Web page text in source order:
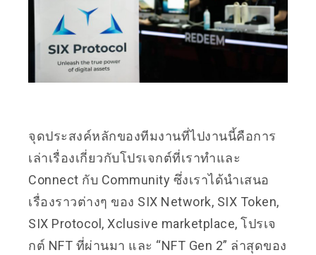
จุดประสงค์หลักของทีมงานที่ไปงานนี้คือการ
เล่าเรื่องเกี่ยวกับโปรเจกต์ที่เราทำและ
Connect กับ Community ซึ่งเราได้นำเสนอ
เรื่องราวต่างๆ ของ SIX Network, SIX Token,
SIX Protocol, Xclusive marketplace, โปรเจ
กต์ NFT ที่ผ่านมา และ “NFT Gen 2” ล่าสุดของ